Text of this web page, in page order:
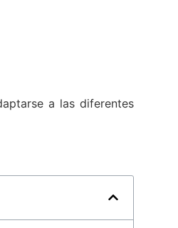
a las diferentes